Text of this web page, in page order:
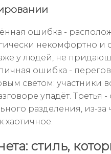
ошибка -
некомфортно и
у людей, не
ошибка -
светом: участники
упадёт. Третья
разделения, из-за
хаотичное.
стиль,